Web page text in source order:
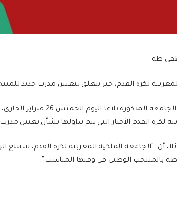
طه
لكرة القدم، خبر يتعلق بتعيين مدرب جديد
وفي هذا الصدد، نشرت الجامعة
لكرة القدم الأخبار التي يتم تداولها بشأن تعيين
أن: “الجامعة الملكية المغربية لكرة القدم، ستبلغ
بالمنتخب الوطني في وقتها المناسب”.